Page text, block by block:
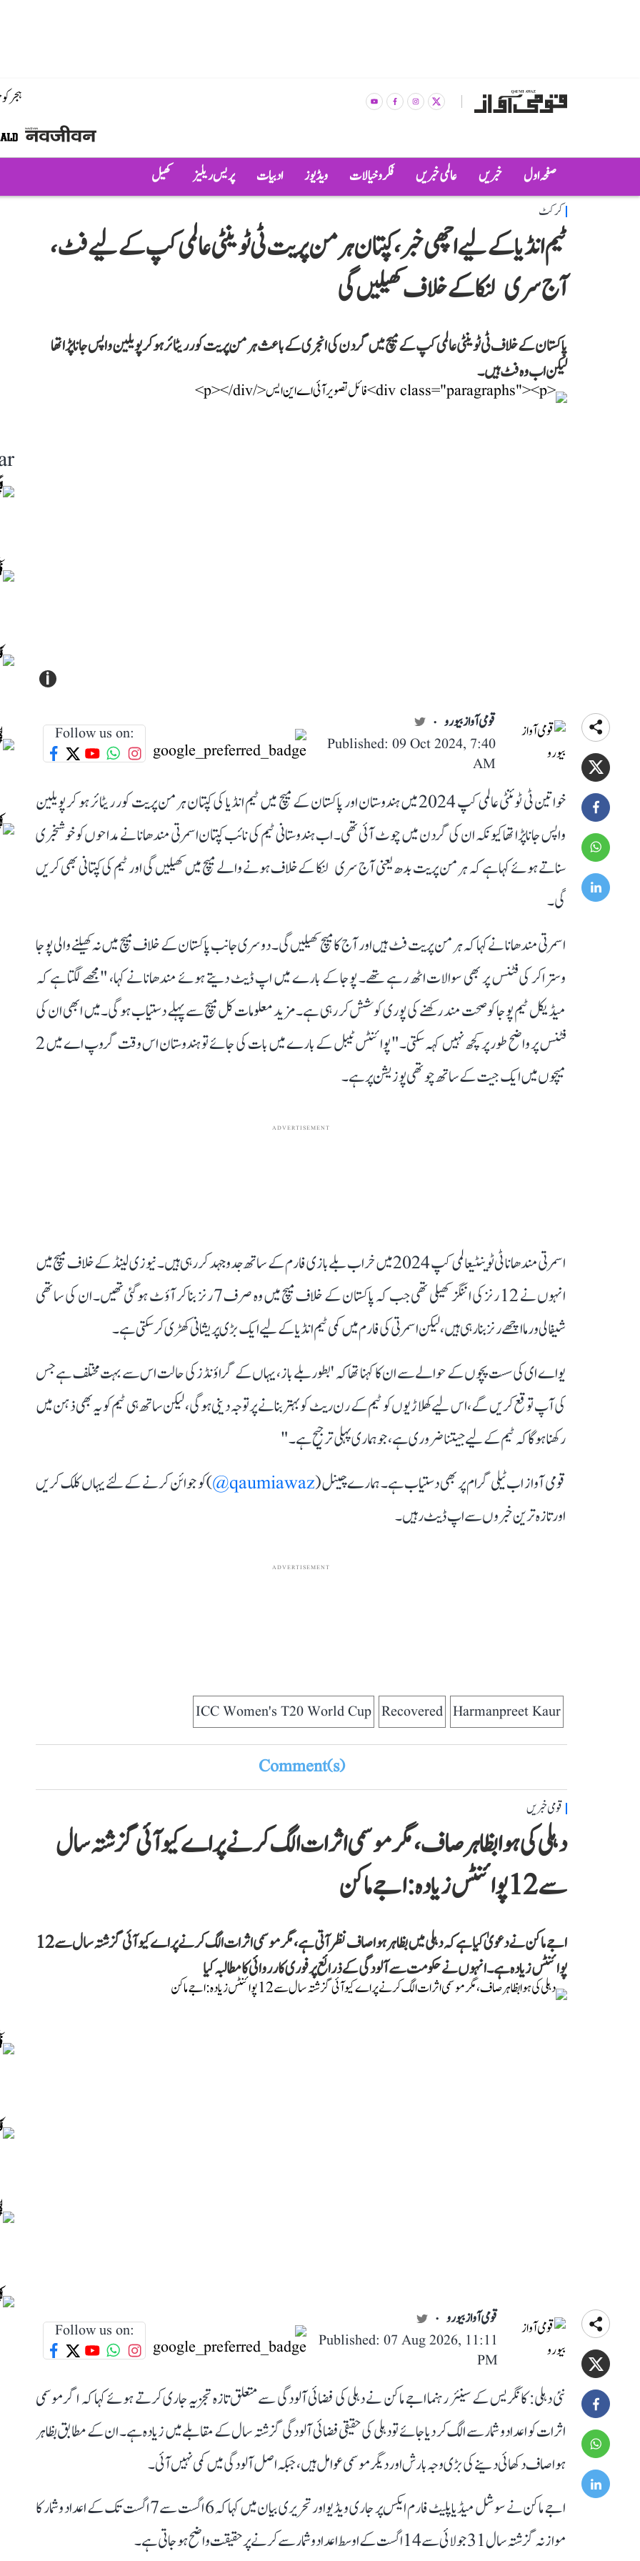
ہجر
صفحہ اول خبریں عالمی خبریں فکر و خیالات ویڈیوز ادبیات پریس ریلیز کھیل
کرکٹ
ٹیم انڈیا کے لیے اچھی خبر، کپتان ہرمن پریت ٹی ٹوینٹی عالمی کپ کے لیے فٹ،
آج سری لنکا کے خلاف کھیلیں گی
پاکستان کے خلاف ٹی ٹوینٹی عالمی کپ کے میچ میں گردن کی انجری کے باعث ہرمن پریت کور ریٹائر ہو کر پویلین واپس جانا پڑا تھا
لیکن اب وہ فٹ ہیں۔
i
قومی آواز بیورو
Published: 09 Oct 2024, 7:40
AM
Follow us on:
خواتین ٹی ٹوئنٹی عالمی کپ 2024 میں ہندوستان اور پاکستان کے میچ میں ٹیم انڈیا کی کپتان ہرمن پریت کور ریٹائر ہو کر پویلین
واپس جانا پڑا تھاکیونکہ ان کی گردن میں چوٹ آئی تھی۔ اب ہندوستانی ٹیم کی نائب کپتان اسمرتی مندھانا نے مداحوں کو خوشخبری
سناتے ہوئے کہا ہے کہ ہرمن پریت بدھ یعنی آج سری لنکا کے خلاف ہونے والے میچ میں کھیلیں گی اور ٹیم کی کپتانی بھی کریں
گی۔
اسمرتی مندھانا نے کہا کہ ہرمن پریت فٹ ہیں اور آج کا میچ کھیلیں گی۔ دوسری جانب پاکستان کے خلاف میچ میں نہ کھیلنے والی پوجا
وستراکر کی فٹنس پر بھی سوالات اٹھ رہے تھے۔ پوجا کے بارے میں اپ ڈیٹ دیتے ہوئے مندھانا نے کہا، "مجھے لگتا ہے کہ
میڈیکل ٹیم پوجا کو صحت مند رکھنے کی پوری کوشش کر رہی ہے۔ مزید معلومات کل میچ سے پہلے دستیاب ہو گی۔ میں ابھی ان کی
فٹنس پر واضح طور پر کچھ نہیں کہہ سکتی۔" پوائنٹس ٹیبل کے بارے میں بات کی جائے تو ہندوستان اس وقت گروپ اے میں 2
میچوں میں ایک جیت کے ساتھ چوتھی پوزیشن پر ہے۔
ADVERTISEMENT
اسمرتی مندھانا ٹی ٹوینٹیعالمی کپ 2024 میں خراب بلے بازی فارم کے ساتھ جدوجہد کر رہی ہیں۔ نیوزی لینڈ کے خلاف میچ میں
انہوں نے 12 رنز کی اننگز کھیلی تھی جب کہ پاکستان کے خلاف میچ میں وہ صرف 7 رنز بنا کر آؤٹ ہو گئی تھیں۔ ان کی ساتھی
شیفالی ورما اچھے رنز بنا رہی ہیں، لیکن اسمرتی کی فارم میں کمی ٹیم انڈیا کے لیے ایک بڑی پریشانی کھڑی کر سکتی ہے۔
یو اے ای کی سست پچوں کے حوالے سے ان کا کہنا تھا کہ 'بطور بلے باز، یہاں کے گراؤنڈز کی حالت اس سے بہت مختلف ہے جس
کی آپ توقع کریں گے، اس لیے کھلاڑیوں کو ٹیم کے رن ریٹ کو بہتر بنانے پر توجہ دینی ہوگی، لیکن ساتھ ہی ٹیم کو یہ بھی ذہن میں
رکھنا ہوگا کہ ٹیم کے لیے جیتنا ضروری ہے، جو ہماری پہلی ترجیح ہے۔"
قومی آواز اب ٹیلی گرام پر بھی دستیاب ہے۔ ہمارے چینل (qaumiawaz@
) کو جوائن کرنے کے لئے یہاں کلک کریں
اور تازہ ترین خبروں سے اپ ڈیٹ رہیں۔
ADVERTISEMENT
Harmanpreet Kaur
Recovered
ICC Women's T20 World Cup
Comment(s)
قومی خبریں
دہلی کی ہوا بظاہر صاف، مگر موسمی اثرات الگ کرنے پر اے کیو آئی گزشتہ سال
سے 12 پوائنٹس زیادہ: اجے ماکن
اجے ماکن نے دعویٰ کیا ہے کہ دہلی میں بظاہر ہوا صاف نظر آتی ہے، مگر موسمی اثرات الگ کرنے پر اے کیو آئی گزشتہ سال سے 12
پوائنٹس زیادہ ہے۔ انہوں نے حکومت سے آلودگی کے ذرائع پر فوری کارروائی کا مطالبہ کیا
قومی آواز بیورو
Published: 07 Aug 2026, 11:11
PM
Follow us on:
نئی دہلی: کانگریس کے سینئر رہنما اجے ماکن نے دہلی کی فضائی آلودگی سے متعلق تازہ تجزیہ جاری کرتے ہوئے کہا کہ اگر موسمی
اثرات کو اعداد و شمار سے الگ کر دیا جائے تو دہلی کی حقیقی فضائی آلودگی گزشتہ سال کے مقابلے میں زیادہ ہے۔ ان کے مطابق بظاہر
ہوا صاف دکھائی دینے کی بڑی وجہ بارش اور دیگر موسمی عوامل ہیں، جبکہ اصل آلودگی میں کمی نہیں آئی۔
اجے ماکن نے سوشل میڈیا پلیٹ فارم ایکس پر جاری ویڈیو اور تحریری بیان میں کہا کہ 6 اگست سے 7 اگست تک کے اعداد و شمار کا
موازنہ گزشتہ سال 31 جولائی سے 14 اگست کے اوسط اعداد و شمار سے کرنے پر حقیقت واضح ہو جاتی ہے۔